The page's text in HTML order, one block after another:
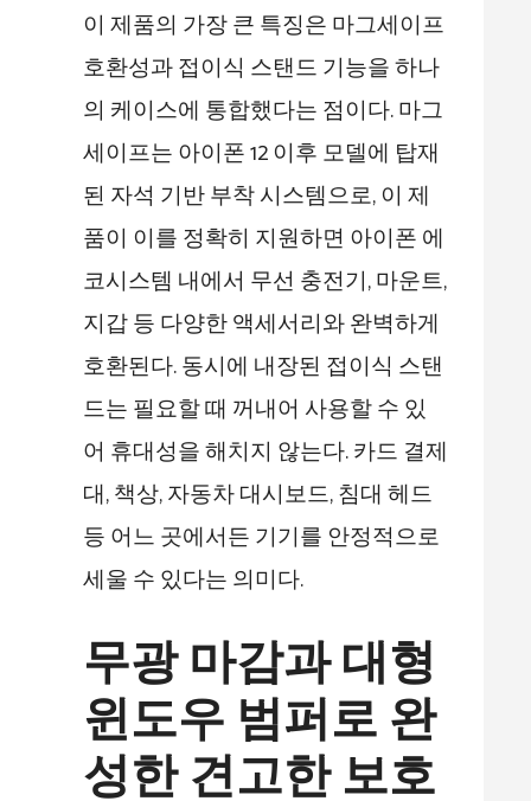
이 제품의 가장 큰 특징은 마그세이프
호환성과 접이식 스탠드 기능을 하나
의 케이스에 통합했다는 점이다. 마그
세이프는 아이폰 12 이후 모델에 탑재
된 자석 기반 부착 시스템으로, 이 제
품이 이를 정확히 지원하면 아이폰 에
코시스템 내에서 무선 충전기, 마운트,
지갑 등 다양한 액세서리와 완벽하게
호환된다. 동시에 내장된 접이식 스탠
드는 필요할 때 꺼내어 사용할 수 있
어 휴대성을 해치지 않는다. 카드 결제
대, 책상, 자동차 대시보드, 침대 헤드
등 어느 곳에서든 기기를 안정적으로
세울 수 있다는 의미다.
무광 마감과 대형
윈도우 범퍼로 완
성한 견고한 보호